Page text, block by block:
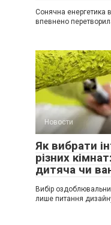
Сонячна енергетика в
впевнено
Новости
Як вибрати
різних
дитяча чи
Вибір
лише питання